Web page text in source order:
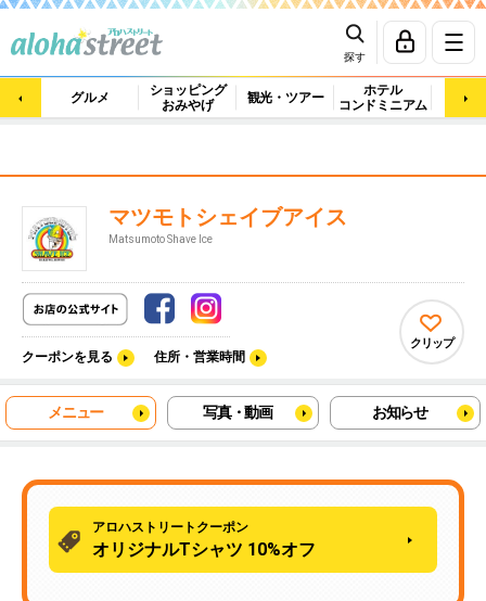
探す
グルメ
ショッピング
おみやげ
観光・ツアー
ホテル
コンドミニアム
マッ
マツモトシェイブアイス
Matsumoto Shave Ice
クーポンを見る 住所・営業時間
クリップ
メニュー 写真・動画 お知らせ
アロハストリートクーポン
オリジナルTシャツ 10%オフ